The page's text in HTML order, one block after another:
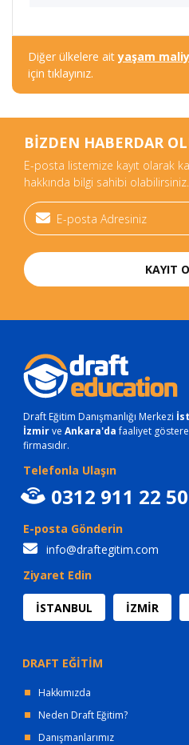
Diğer ülkelere aityaşam
için tıklayınız.
BİZDEN HABERDAR
E-posta listemize kayıt olarak
hakkında bilgi sahibi olabilirsiniz.
KAYIT
Draft Eğitim Danışmanlığı Merkezi
İzmirve Ankara'dafaaliyet
firmasıdır.
Telefonla Ulaşın
0312 911 22 50
E-posta Gönderin
info@draftegitim.com
Ziyaret Edin
İSTANBUL İZMİR
DRAFT EĞİTİM
Hakkımızda
Neden Draft Eğitim?
Danışmanlarımız